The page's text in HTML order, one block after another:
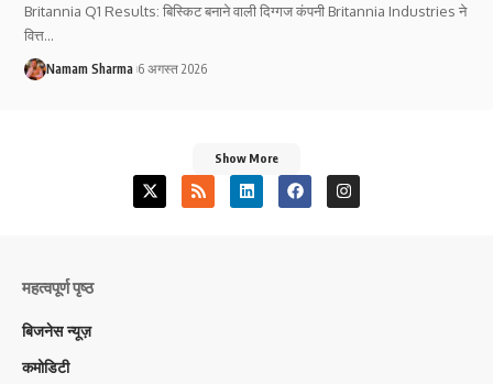
Britannia Q1 Results: बिस्किट बनाने वाली दिग्गज कंपनी Britannia Industries ने
वित्त…
Namam Sharma 6 अगस्त 2026
Show More
महत्वपूर्ण पृष्ठ
बिजनेस न्यूज़
कमोडिटी